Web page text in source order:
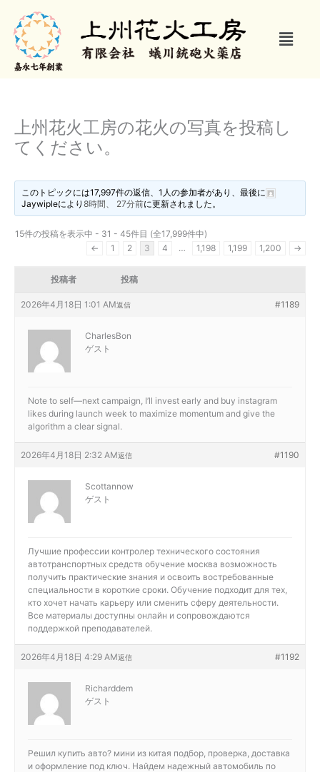
メ
ニ
上州花火工房の花火の写真を投稿し
てください。
このトピックには17,997件の返信、1人の参加者があり、最後に
Jaywipleにより8時間、 27分前に更新されました。
15件の投稿を表示中 - 31 - 45件目 (全17,999件中)
←
1 2 3 4 … 1,198 1,199 1,200 →
投稿者 投稿
2026年4月18日 1:01 AM #1189
返信
CharlesBon
ゲスト
Note to self—next campaign, I’ll invest early and buy instagram
likes during launch week to maximize momentum and give the
algorithm a clear signal.
2026年4月18日 2:32 AM #1190
返信
Scottannow
ゲスト
Лучшие профессии контролер технического состояния
автотранспортных средств обучение москва возможность
получить практические знания и освоить востребованные
специальности в короткие сроки. Обучение подходит для тех,
кто хочет начать карьеру или сменить сферу деятельности.
Все материалы доступны онлайн и сопровождаются
поддержкой преподавателей.
2026年4月18日 4:29 AM #1192
返信
Richarddem
ゲスト
Решил купить авто? мини из китая подбор, проверка, доставка
и оформление под ключ. Найдем надежный автомобиль по